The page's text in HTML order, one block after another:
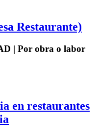
Restaurante)
| Por obra o labor
en restaurantes